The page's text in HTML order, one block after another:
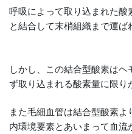
呼吸によって取り込まれた酸
と結合して末梢組織まで運ば
しかし、この結合型酸素は
ず取り込まれる酸素量に限
また毛細血管は結合型酸素
内環境要素とあいまって血流